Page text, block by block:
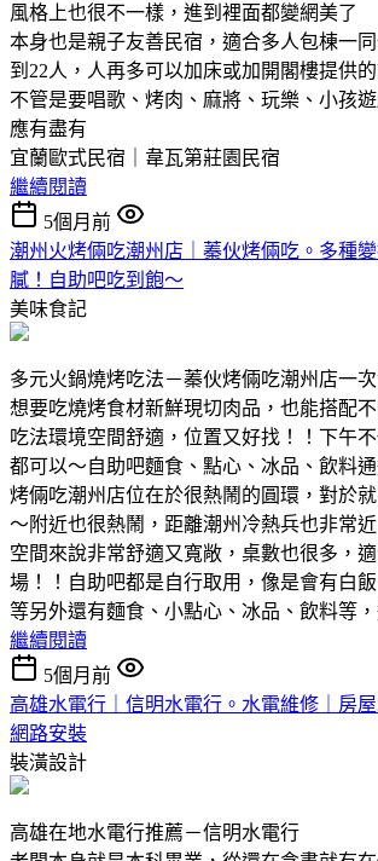
風格上也很不一樣，進到裡面都變網美了
本身也是親子友善民宿，適合多人包棟一
到22人，人再多可以加床或加開閣樓提供
不管是要唱歌、烤肉、麻將、玩樂、小孩
應有盡有
宜蘭歐式民宿｜韋瓦第莊園民宿
繼續閱讀
5個月前
潮州火烤倆吃潮州店｜蓁伙烤倆吃。多種
膩！自助吧吃到飽～
美味食記
多元火鍋燒烤吃法－蓁伙烤倆吃潮州店一
想要吃燒烤食材新鮮現切肉品，也能搭配
吃法環境空間舒適，位置又好找！！下午
都可以～自助吧麵食、點心、冰品、飲料
烤倆吃潮州店位在於很熱鬧的圓環，對於
～附近也很熱鬧，距離潮州冷熱兵也非常
空間來說非常舒適又寬敞，桌數也很多，
場！！自助吧都是自行取用，像是會有白
等另外還有麵食、小點心、冰品、飲料等
繼續閱讀
5個月前
高雄水電行｜信明水電行。水電維修｜房
網路安裝
裝潢設計
高雄在地水電行推薦－信明水電行